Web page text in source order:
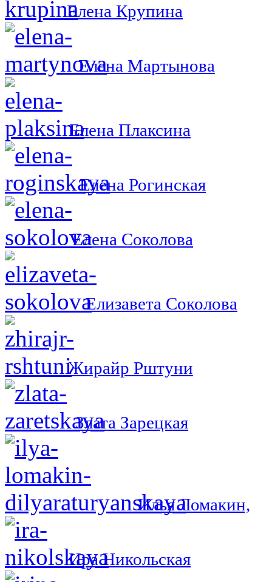
Елена Крупина
Елена Мартынова
Елена Плаксина
Елена Рогинская
Елена Соколова
Елизавета Соколова
Жирайр Рштуни
Злата Зарецкая
Илья Ломакин,
Ира Никольская